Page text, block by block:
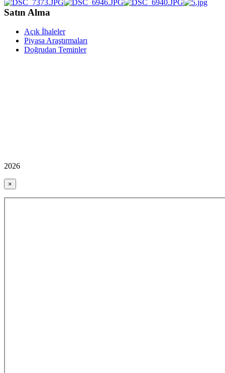
Satın Alma
Açık İhaleler
Piyasa Araştırmaları
Doğrudan Teminler
2026
×